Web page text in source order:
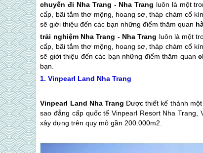
chuyến đi Nha Trang - Nha Trang luôn là một
cấp, bãi tắm thơ mộng, hoang sơ, tháp chàm cổ
sẽ giới thiệu đến các bạn những điểm thăm quan
trải nghiệm Nha Trang - Nha Trang luôn là một
cấp, bãi tắm thơ mộng, hoang sơ, tháp chàm cổ
sẽ giới thiệu đến các bạn những điểm thăm quan
bạn.
1. Vinpearl Land Nha Trang
Vinpearl Land Nha Trang Được thiết kế thành
sao đẳng cấp quốc tế Vinpearl Resort Nha Trang,
xây dựng trên quy mô gần 200.000m2.